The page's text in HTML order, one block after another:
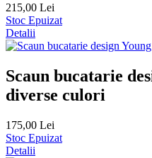
215,00 Lei
Stoc Epuizat
Detalii
Scaun bucatarie
diverse culori
175,00 Lei
Stoc Epuizat
Detalii